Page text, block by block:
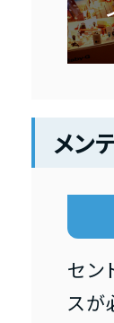
メン
セン
スが